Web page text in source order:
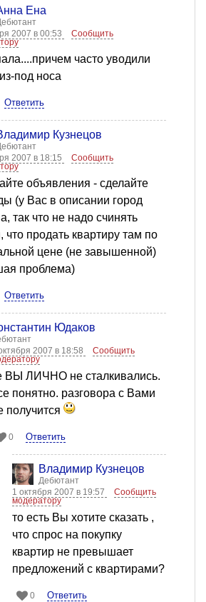
Ена
2007 в 00:53
Сообщить
часто уводили
под носа
Ответить
Кузнецов
2007 в 18:15
Сообщить
объявления - сделайте
(у Вас в описании город
так что не надо счинять
что продать квартиру там по
цене (не завышенной)
проблема)
Ответить
Юдаков
2007 в 18:58
Сообщить
ВЫ ЛИЧНО не сталкивались.
понятно. разговора с Вами
получится
0 Ответить
Владимир Кузнецов
Дебютант
1 октября 2007 в 19:57
Сообщить
модератору
то есть Вы хотите сказать ,
что спрос на покупку
квартир не превышает
предложений с квартирами?
0 Ответить